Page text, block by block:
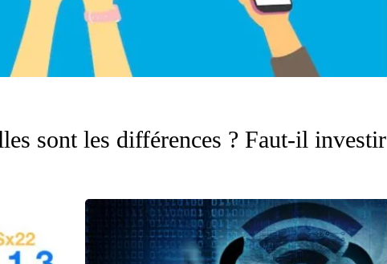
sont les différences ? Faut-il investir